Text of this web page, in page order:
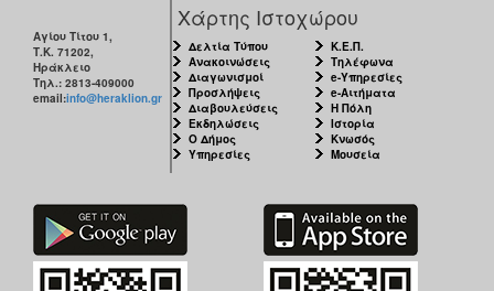
Αγίου Τίτου 1,
Τ.Κ. 71202,
Ηράκλειο
Τηλ.: 2813-409000
email:info@heraklion.gr
Χάρτης Ιστοχώρου
Δελτία Τύπου
Ανακοινώσεις
Διαγωνισμοί
Προσλήψεις
Διαβουλεύσεις
Εκδηλώσεις
Ο Δήμος
Υπηρεσίες
Κ.Ε.Π.
Τηλέφωνα
e-Υπηρεσίες
e-Αιτήματα
Η Πόλη
Ιστορία
Κνωσός
Μουσεία